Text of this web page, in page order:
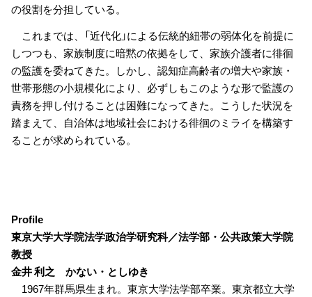
の役割を分担している。
これまでは、「近代化」による伝統的紐帯の弱体化を前提に
しつつも、家族制度に暗黙の依拠をして、家族介護者に徘徊
の監護を委ねてきた。しかし、認知症高齢者の増大や家族・
世帯形態の小規模化により、必ずしもこのような形で監護の
責務を押し付けることは困難になってきた。こうした状況を
踏まえて、自治体は地域社会における徘徊のミライを構築す
ることが求められている。
Profile
東京大学大学院法学政治学研究科／法学部・公共政策大学院
教授
金井 利之 かない・としゆき
1967年群馬県生まれ。東京大学法学部卒業。東京都立大学